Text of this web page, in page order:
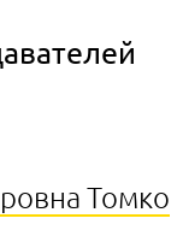
Томко